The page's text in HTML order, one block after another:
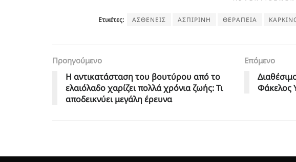
Ετικέτες: ΑΣΘΕΝΕΙΣ ΑΣΠΙΡΙΝΗ ΘΕΡΑΠΕΙΑ
Προηγούμενο
Η αντικατάσταση του βουτύρου από το
ελαιόλαδο χαρίζει πολλά χρόνια ζωής: Τι
αποδεικνύει μεγάλη έρευνα
Επόμενο
Φάκελος